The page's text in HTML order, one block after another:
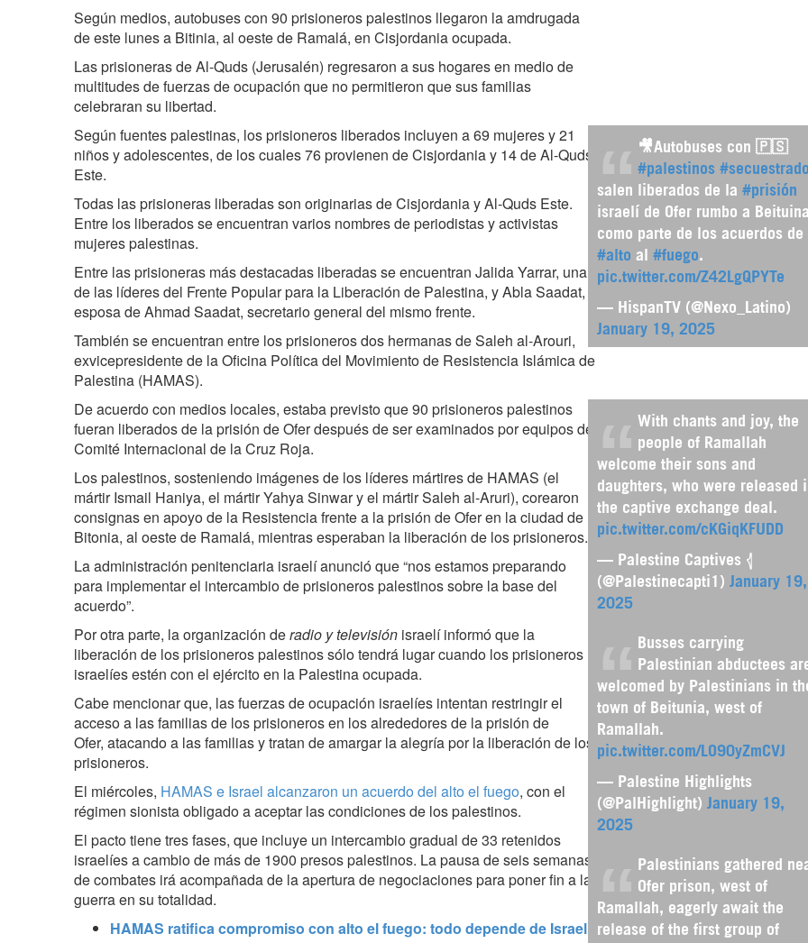
Según medios, autobuses con 90 prisioneros palestinos llegaron la amdrugada
de este lunes a Bitinia, al oeste de Ramalá, en Cisjordania ocupada.
Las prisioneras de Al-Quds (Jerusalén) regresaron a sus hogares en medio de
multitudes de fuerzas de ocupación que no permitieron que sus familias
celebraran su libertad.
🎥Autobuses con 🇵🇸
#palestinos
salen liberados de la #prisión
israelí de Ofer rumbo a
como parte de los acuerdos de
#alto al #fuego
pic.twitter.com/Z42LgQPYTe
— HispanTV (@Nexo_Latino)
January 19, 2025
Según fuentes palestinas, los prisioneros liberados incluyen a 69 mujeres y 21
niños y adolescentes, de los cuales 76 provienen de Cisjordania y 14 de Al-Quds
Este.
Todas las prisioneras liberadas son originarias de Cisjordania y Al-Quds Este.
Entre los liberados se encuentran varios nombres de periodistas y activistas
mujeres palestinas.
Entre las prisioneras más destacadas liberadas se encuentran Jalida Yarrar, una
de las líderes del Frente Popular para la Liberación de Palestina, y Abla Saadat,
esposa de Ahmad Saadat, secretario general del mismo frente.
También se encuentran entre los prisioneros dos hermanas de Saleh al-Arouri,
exvicepresidente de la Oficina Política del Movimiento de Resistencia Islámica de
Palestina (HAMAS).
With chants and joy, the
people of Ramallah
welcome their sons and
daughters, who were released
the captive exchange deal.
pic.twitter.com/cKGiqKFUDD
— Palestine Captives 𓂆
(@Palestinecapti1) January 19,
2025
De acuerdo con medios locales, estaba previsto que 90 prisioneros palestinos
fueran liberados de la prisión de Ofer después de ser examinados por equipos del
Comité Internacional de la Cruz Roja.
Los palestinos, sosteniendo imágenes de los líderes mártires de HAMAS (el
mártir Ismail Haniya, el mártir Yahya Sinwar y el mártir Saleh al-Aruri), corearon
consignas en apoyo de la Resistencia frente a la prisión de Ofer en la ciudad de
Bitonia, al oeste de Ramalá, mientras esperaban la liberación de los prisioneros.
Busses carrying
Palestinian abductees
welcomed by Palestinians in
town of Beitunia, west of
Ramallah.
pic.twitter.com/LO90yZmCVJ
— Palestine Highlights
(@PalHighlight) January 19,
2025
La administración penitenciaria israelí anunció que “nos estamos preparando
para implementar el intercambio de prisioneros palestinos sobre la base del
acuerdo”.
Por otra parte, la organización deradio y televisión israelí informó que la
liberación de los prisioneros palestinos sólo tendrá lugar cuando los prisioneros
israelíes estén con el ejército en la Palestina ocupada.
Cabe mencionar que, las fuerzas de ocupación israelíes intentan restringir el
acceso a las familias de los prisioneros en los alrededores de la prisión de
Ofer, atacando a las familias y tratan de amargar la alegría por la liberación de los
prisioneros.
Palestinians gathered
Ofer prison, west of
Ramallah, eagerly await the
release of the first group of
El miércoles, HAMAS e Israel alcanzaron un acuerdo del alto el fuego, con el
régimen sionista obligado a aceptar las condiciones de los palestinos.
El pacto tiene tres fases, que incluye un intercambio gradual de 33 retenidos
israelíes a cambio de más de 1900 presos palestinos. La pausa de seis semanas
de combates irá acompañada de la apertura de negociaciones para poner fin a la
guerra en su totalidad.
HAMAS ratifica compromiso con alto el fuego: todo depende de Israel